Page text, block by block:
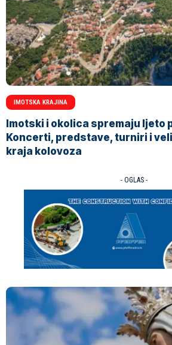
IMOTSKA KRAJINA
Imotski i okolica spremaju ljeto
Koncerti, predstave, turniri i
kraja kolovoza
- OGLAS -